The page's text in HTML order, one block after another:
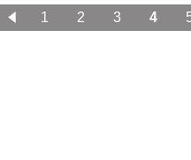
1 2 3 4